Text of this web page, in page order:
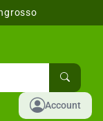
Account